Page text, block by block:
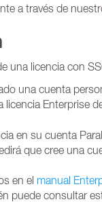
a través de
una licencia con
una cuenta
licencia Enterprise
en su cuenta
que cree una
en el manual
puede consultar